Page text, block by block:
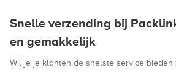
Snelle verzending bij
en gemakkelijk
Wil je je klanten de snelste service